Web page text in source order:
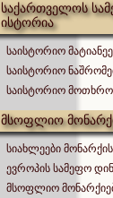
საქართველოს
ისტორია
საისტორიო
საისტორიო
საისტორიო
მსოფლიო
სიახლეები
ევროპის სამეფო
მსოფლიო